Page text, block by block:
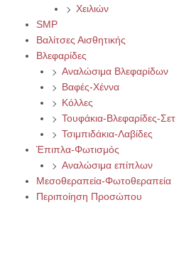
Χειλιών
SMP
Βαλίτσες Αισθητικής
Βλεφαρίδες
Αναλώσιμα Βλεφαρίδων
Βαφές-Χέννα
Κόλλες
Τουφάκια-Βλεφαρίδες-Σετ
Τσιμπιδάκια-Λαβίδες
Έπιπλα-Φωτισμός
Αναλώσιμα επίπλων
Μεσοθεραπεία-Φωτοθεραπεία
Περιποίηση Προσώπου